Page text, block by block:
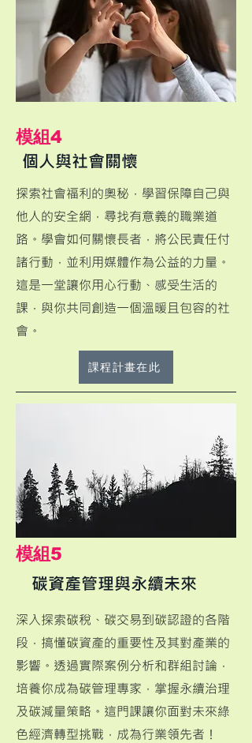
​模組4
個人與社會關懷
​探索社會福利的奧秘，學習保障自己與
他人的安全網，尋找有意義的職業道
路。學會如何關懷長者，將公民責任付
諸行動，並利用媒體作為公益的力量。
這是一堂讓你用心行動、感受生活的
課，與你共同創造一個溫暖且包容的社
會。
課程計畫在此
​模組5
碳資產管理與永續未來
​深入探索碳稅、碳交易到碳認證的各階
段，搞懂碳資產的重要性及其對產業的
影響。透過實際案例分析和群組討論，
培養你成為碳管理專家，掌握永續治理
及碳減量策略。這門課讓你面對未來綠
色經濟轉型挑戰，成為行業領先者！